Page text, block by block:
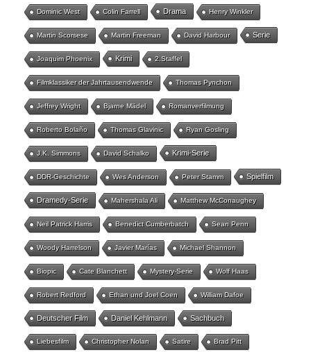
Dominic West Colin Farrell Drama Henry Winkler
Martin Scorsese Martin Freeman David Harbour Serie
Joaquim Phoenix Krimi 2.Staffel
Filmklassiker der Jahrtausendwende Thomas Pynchon
Jeffrey Wright Bjarne Mädel Romanverfilmung
Roberto Bolaño Thomas Glavinic Ryan Gosling
J.K. Simmons David Schalko Krimi-Serie
DDR-Geschichte Wes Anderson Peter Stamm Spielfilm
Dramedy-Serie Mahershala Ali Matthew McConaughey
Neil Patrick Harris Benedict Cumberbatch Sean Penn
Woody Harrelson Javier Marías Michael Shannon
Biopic Cate Blanchett Mystery-Serie Wolf Haas
Robert Redford Ethan und Joel Coen William Dafoe
Deutscher Film Daniel Kehlmann Sachbuch
Liebesfilm Christopher Nolan Satire Brad Pitt